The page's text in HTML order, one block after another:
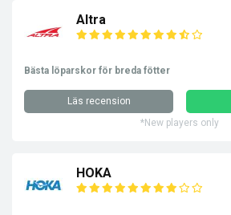
Altra
Bästa löparskor för breda fötter
Läs recension
*New players only
HOKA